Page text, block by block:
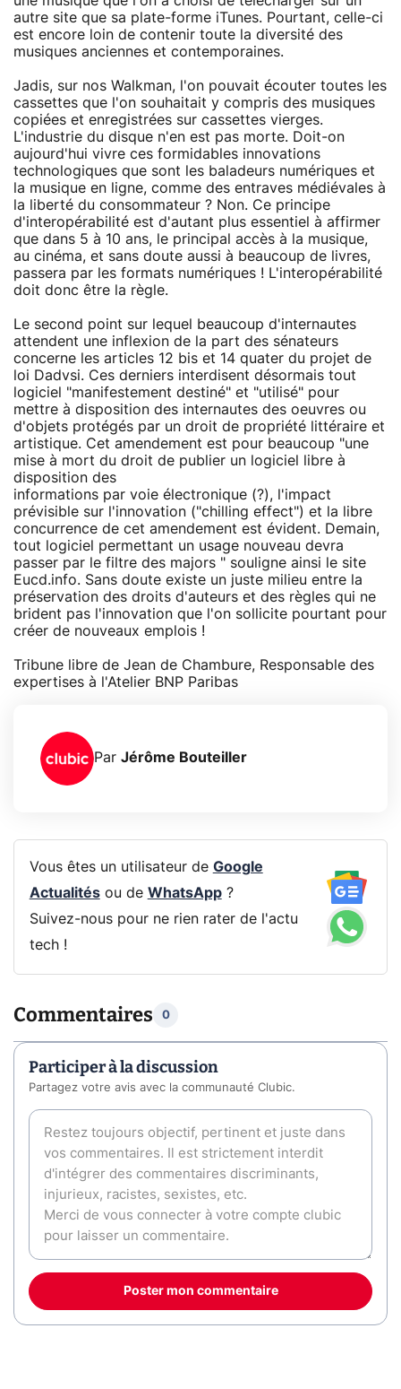
autre site que sa plate-forme iTunes. Pourtant, celle-ci
est encore loin de contenir toute la diversité des
musiques anciennes et contemporaines.
Jadis, sur nos Walkman, l'on pouvait écouter toutes les
cassettes que l'on souhaitait y compris des musiques
copiées et enregistrées sur cassettes vierges.
L'industrie du disque n'en est pas morte. Doit-on
aujourd'hui vivre ces formidables innovations
technologiques que sont les baladeurs numériques et
la musique en ligne, comme des entraves médiévales à
la liberté du consommateur ? Non. Ce principe
d'interopérabilité est d'autant plus essentiel à affirmer
que dans 5 à 10 ans, le principal accès à la musique,
au cinéma, et sans doute aussi à beaucoup de livres,
passera par les formats numériques ! L'interopérabilité
doit donc être la règle.
Le second point sur lequel beaucoup d'internautes
attendent une inflexion de la part des sénateurs
concerne les articles 12 bis et 14 quater du projet de
loi Dadvsi. Ces derniers interdisent désormais tout
logiciel "manifestement destiné" et "utilisé" pour
mettre à disposition des internautes des oeuvres ou
d'objets protégés par un droit de propriété littéraire et
artistique. Cet amendement est pour beaucoup "une
mise à mort du droit de publier un logiciel libre à
disposition des
informations par voie électronique (?), l'impact
prévisible sur l'innovation ("chilling effect") et la libre
concurrence de cet amendement est évident. Demain,
tout logiciel permettant un usage nouveau devra
passer par le filtre des majors " souligne ainsi le site
Eucd.info. Sans doute existe un juste milieu entre la
préservation des droits d'auteurs et des règles qui ne
brident pas l'innovation que l'on sollicite pourtant pour
créer de nouveaux emplois !
Tribune libre de Jean de Chambure, Responsable des
expertises à l'Atelier BNP Paribas
Par Jérôme Bouteiller
Vous êtes un utilisateur de Google
Actualitésou de WhatsApp?
Suivez-nous pour ne rien rater de l'actu
tech !
Commentaires 0
Participer à la discussion
Partagez votre avis avec la communauté Clubic.
Poster mon commentaire